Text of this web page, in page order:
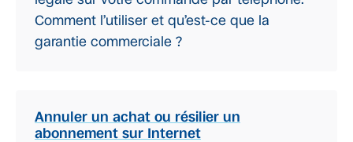
Comment l’utiliser et qu’est-ce que la
garantie commerciale ?
Annuler un achat ou résilier un
abonnement sur Internet